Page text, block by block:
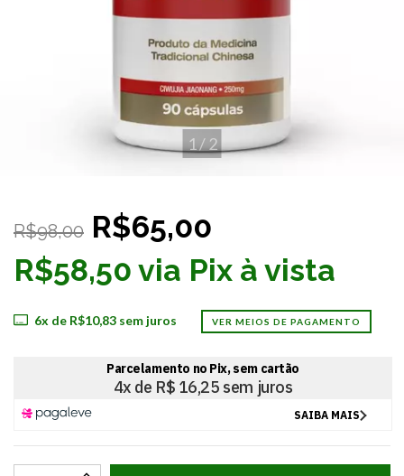
1 /2
R$98,00 R$65,00
R$58,50 via Pix à vista
6x de R$10,83sem juros VER MEIOS DE PAGAMENTO